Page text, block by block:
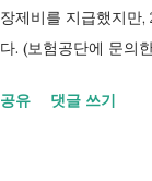
장제비를 지급했지만
다. (보험공단에 문의
보훈대상자 나 기초
공유 댓글 쓰기